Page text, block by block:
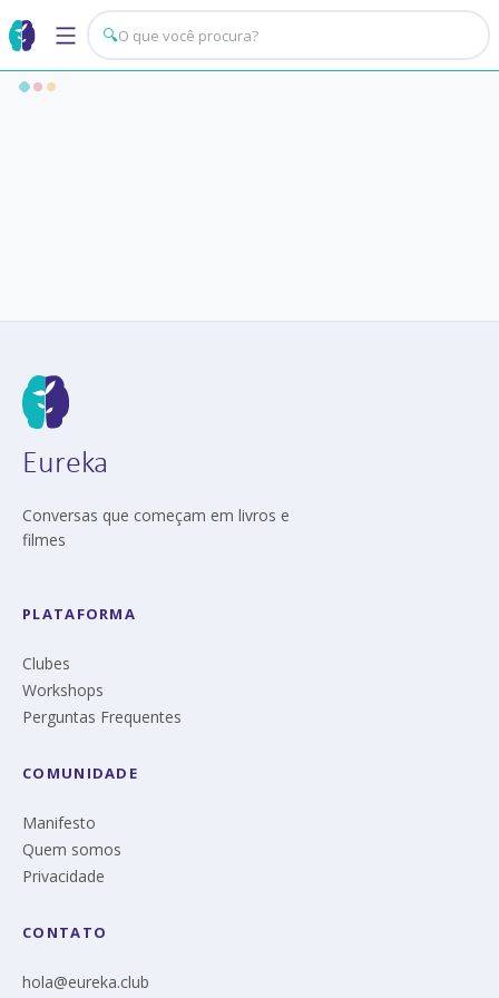
🔍
Eureka
Conversas que começam em livros e
filmes
PLATAFORMA
Clubes
Workshops
Perguntas Frequentes
COMUNIDADE
Manifesto
Quem somos
Privacidade
CONTATO
hola@eureka.club